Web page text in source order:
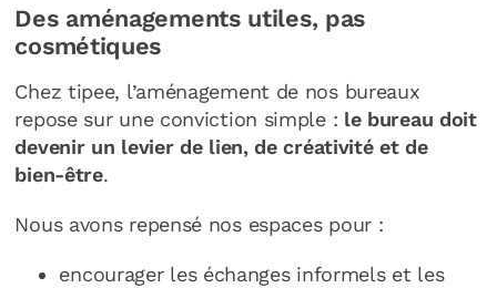
Des aménagements utiles, pas
cosmétiques
Chez tipee, l’aménagement de nos bureaux
repose sur une conviction simple : le bureau doit
devenir un levier de lien, de créativité et de
bien-être.
Nous avons repensé nos espaces pour :
encourager les échanges informels et les